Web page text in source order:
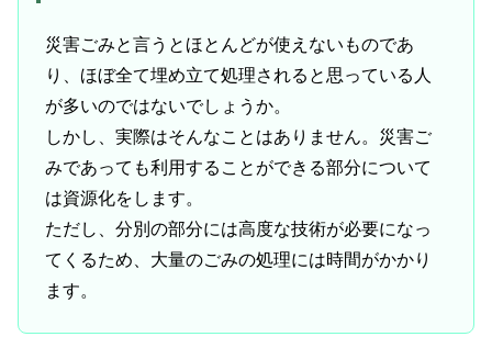
災害ごみと言うとほとんどが使えないものであ
り、ほぼ全て埋め立て処理されると思っている人
が多いのではないでしょうか。
しかし、実際はそんなことはありません。災害ご
みであっても利用することができる部分について
は資源化をします。
ただし、分別の部分には高度な技術が必要になっ
てくるため、大量のごみの処理には時間がかかり
ます。